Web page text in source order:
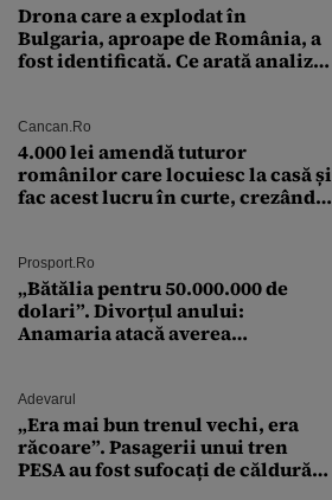
Drona care a explodat în
Bulgaria, aproape de România, a
fost identificată. Ce arată analiza
Cancan.ro
4.000 lei amendă tuturor
românilor care locuiesc la casă și
fac acest lucru în curte, crezând
Prosport.ro
„Bătălia pentru 50.000.000 de
dolari”. Divorțul anului:
Anamaria atacă averea
Adevarul
„Era mai bun trenul vechi, era
răcoare”. Pasagerii unui tren
PESA au fost sufocați de căldură